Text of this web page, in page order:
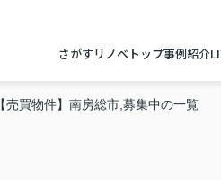
さがすリノベトップ事例紹介
【売買物件】南房総市,募集中の一覧